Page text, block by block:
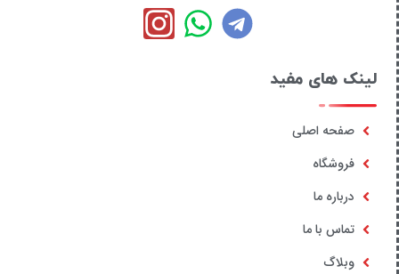
لینک های مفید
صفحه اصلی
فروشگاه
درباره ما
تماس با ما
وبلاگ